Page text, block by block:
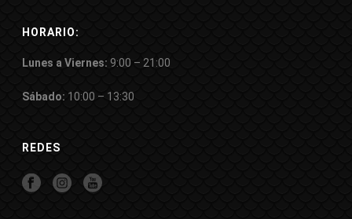
HORARIO:
Lunes a Viernes:9:00 – 21:00
Sábado: 10:00 – 13:30
REDES